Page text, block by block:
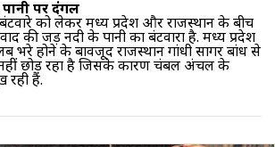
पर दंगल
को लेकर मध्य प्रदेश और राजस्थान के बीच
की जड़ नदी के पानी का बंटवारा है. मध्य प्रदेश
भरे होने के बावजूद राजस्थान गांधी सागर बांध से
छोड़ रहा है जिसके कारण चंबल अंचल के
हैं.